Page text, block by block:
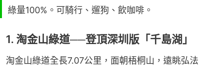
綠量100%。可騎行、遛狗、飲咖啡。
1. 淘金山綠道──登頂深圳版「千島湖」
淘金山綠道全長7.07公里，面朝梧桐山，遠眺弘法